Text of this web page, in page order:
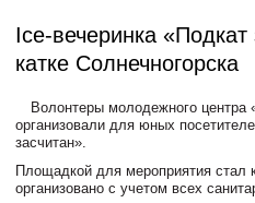
Ice-вечеринка
катке Солнечногорска
Волонтеры молодежного центра
организовали для юных
засчитан».
Площадкой для мероприятия стал
организовано с учетом всех